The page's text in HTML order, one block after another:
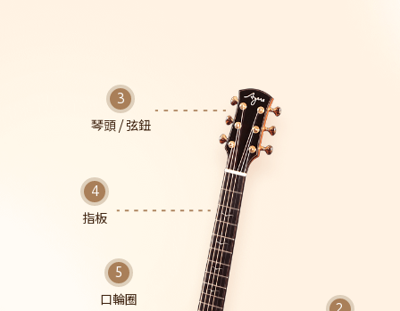
琴頭 / 弦鈕
指板
口輪圈